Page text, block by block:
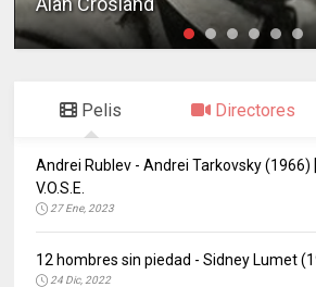
Pelis Directores
Andrei Rublev - Andrei Tarkovsky (1966)
V.O.S.E.
27 Ene, 2023
12 hombres sin piedad - Sidney Lumet
24 Dic, 2022